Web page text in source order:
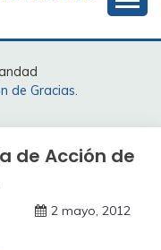
de Gracias.
de Acción de
2 mayo, 2012